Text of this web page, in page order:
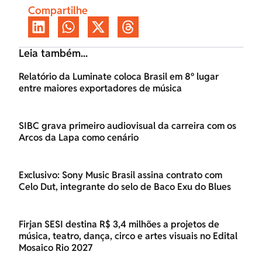
Compartilhe
Leia também...
Relatório da Luminate coloca Brasil em 8º lugar
entre maiores exportadores de música
SIBC grava primeiro audiovisual da carreira com os
Arcos da Lapa como cenário
Exclusivo: Sony Music Brasil assina contrato com
Celo Dut, integrante do selo de Baco Exu do Blues
Firjan SESI destina R$ 3,4 milhões a projetos de
música, teatro, dança, circo e artes visuais no Edital
Mosaico Rio 2027